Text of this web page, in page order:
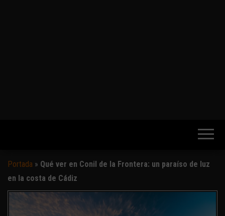
Portada » Qué ver en Conil de la Frontera: un paraíso de luz
en la costa de Cádiz